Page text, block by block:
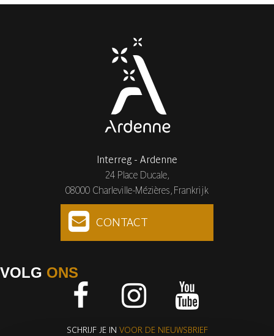
Interreg - Ardenne
24 Place Ducale,
08000 Charleville-Mézières, Frankrijk
CONTACT
VOLG ONS
SCHRIJF JE IN VOOR DE NIEUWSBRIEF